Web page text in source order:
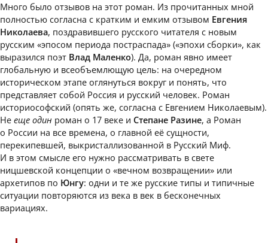
Много было отзывов на этот роман. Из прочитанных мной
полностью согласна с кратким и емким отзывом Евгения
Николаева, поздравившего русского читателя с новым
русским «эпосом периода постраспада» («эпохи сборки», как
выразился поэт Влад Маленко). Да, роман явно имеет
глобальную и всеобъемлющую цель: на очередном
историческом этапе оглянуться вокруг и понять, что
представляет собой Россия и русский человек. Роман
историософский (опять же, согласна с Евгением Николаевым).
Не еще один роман о 17 веке и Степане Разине, а Роман
о России на все времена, о главной её сущности,
перекипевшей, выкристаллизованной в Русский Миф.
И в этом смысле его нужно рассматривать в свете
ницшевской концепции о «вечном возвращении» или
архетипов по Юнгу: одни и те же русские типы и типичные
ситуации повторяются из века в век в бесконечных
вариациях.